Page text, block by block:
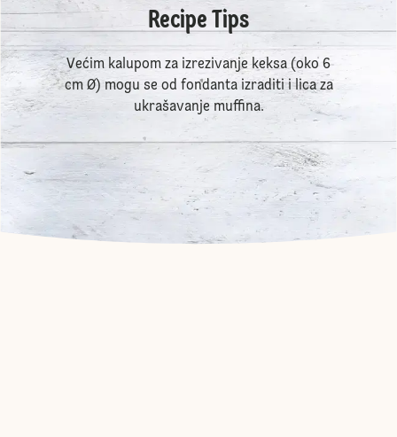
Recipe Tips
Većim kalupom za izrezivanje keksa (oko 6
cm Ø) mogu se od fondanta izraditi i lica za
ukrašavanje muffina.